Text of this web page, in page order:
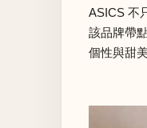
ASICS 不
該品牌帶
個性與甜